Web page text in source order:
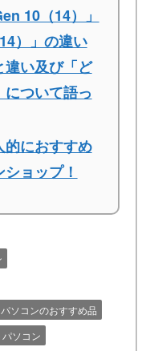
10（14）」
）」の違い
違い及び「ど
ついて語っ
におすすめ
ョップ！
ソコンのおすすめ品
ソコン